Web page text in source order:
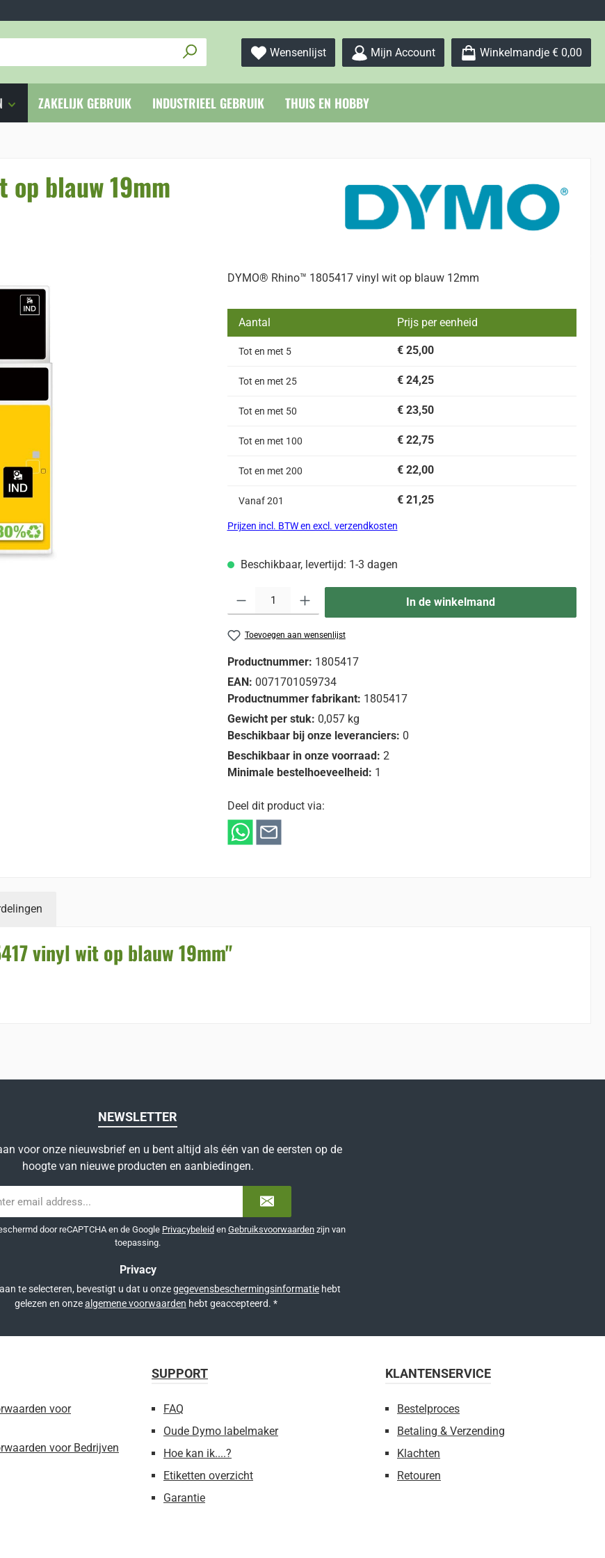
WensenlijstJe hebt 0 items op je verlanglijstje
Mijn Account Winkelmandje € 0,00
ZAKELIJK GEBRUIK INDUSTRIEEL GEBRUIK THUIS EN HOBBY
op blauw 19mm
DYMO® Rhino™ 1805417 vinyl wit op blauw 12mm
Aantal Prijs per eenheid
Tot en met 5 € 25,00
Tot en met 25 € 24,25
Tot en met 50 € 23,50
Tot en met 100 € 22,75
Tot en met 200 € 22,00
Vanaf201 € 21,25
Prijzen incl. BTW en excl. verzendkosten
Beschikbaar, levertijd: 1-3 dagen
Producthoeveelheid: Voer de gewenste hoeveelheid in of gebruik de knoppen om de
In de winkelmand
Toevoegen aan wensenlijst
Productnummer: 1805417
EAN: 0071701059734
Productnummer fabrikant: 1805417
Gewicht per stuk: 0,057 kg
Beschikbaar bij onze leveranciers: 0
Beschikbaar in onze voorraad: 2
Minimale bestelhoeveelheid: 1
Deel dit product via:
vinyl wit op blauw 19mm"
NEWSLETTER
voor onze nieuwsbrief en u bent altijd als één van de eersten op de
hoogte van nieuwe producten en aanbiedingen.
door reCAPTCHA en de Google Privacybeleid en Gebruiksvoorwaarden zijn van
toepassing.
Privacy
te selecteren, bevestigt u dat u onzegegevensbeschermingsinformatie hebt
gelezen en onzealgemene voorwaarden hebt geaccepteerd. *
voor
voor Bedrijven
SUPPORT
FAQ
Oude Dymo labelmaker
Hoe kan ik....?
Etiketten overzicht
Garantie
KLANTENSERVICE
Bestelproces
Betaling & Verzending
Klachten
Retouren